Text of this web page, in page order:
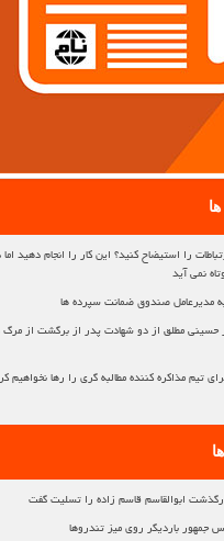
را استیضاح کنید؟ این کار را انجام دهید
نمی آید
مدیرعامل صندوق ضمانت سپرده ها
مطلق از دو شهادت پدر از برگشت از مرگ
تیم مذاکره کننده مطالبه گری را رها نخواهیم
ابوالقاسم قاسم زاده را تسلیت گفت
جمهور باردیگر روی میز تندروها